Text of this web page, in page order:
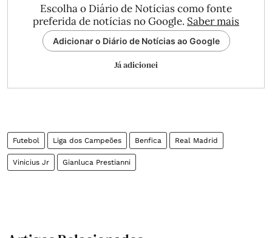
Escolha o Diário de Notícias como fonte
preferida de notícias no Google. Saber mais
Adicionar o Diário de Notícias ao Google
Já adicionei
Futebol Liga dos Campeões Benfica Real Madrid
Vinicius Jr Gianluca Prestianni